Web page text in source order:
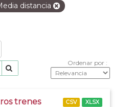
distancia
Ordenar por
trenes CSV XLSX